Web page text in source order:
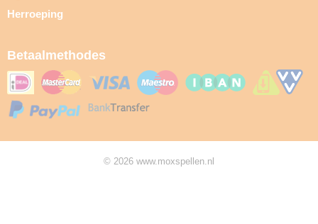
Herroeping
Betaalmethodes
© 2026 www.moxspellen.nl